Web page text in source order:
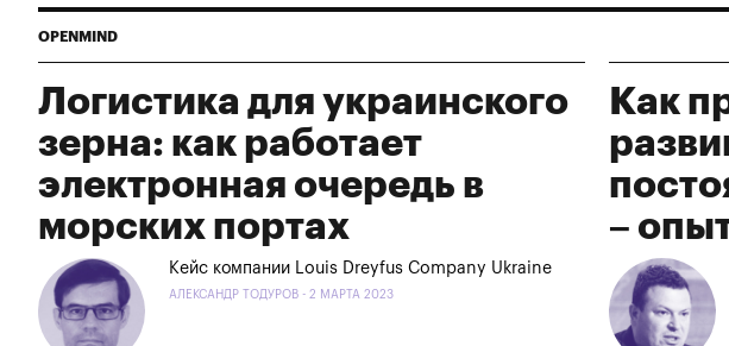
OPENMIND
Логистика для украинского
зерна: как работает
электронная очередь в
морских портах
Кейс компании Louis Dreyfus Company Ukraine
АЛЕКСАНДР ТОДУРОВ - 2 МАРТА 2023
Как
–